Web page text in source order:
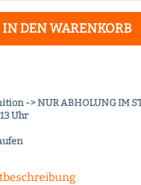
IN DENWARENKORB
-> NUR ABHOLUNG IM
Uhr